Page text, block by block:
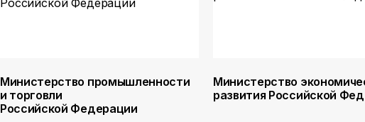
Министерство промышленности
и торговли
Российской Федерации
Министерство
развития Российской